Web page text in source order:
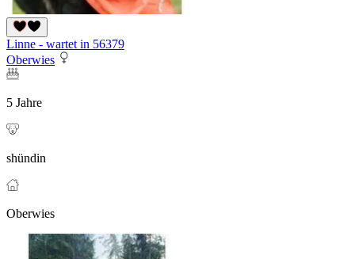
Linne - wartet in 56379
Oberwies
5 Jahre
shündin
Oberwies